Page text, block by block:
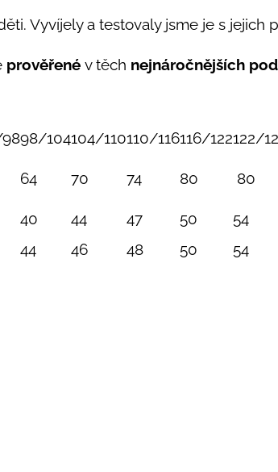
Vyvíjely a testovaly jsme je s jejich
prověřené v těch nejnáročnějších
98/104104/110110/116116/122122/
64 70 74 80 80
40 44 47 50 54
44 46 48 50 54